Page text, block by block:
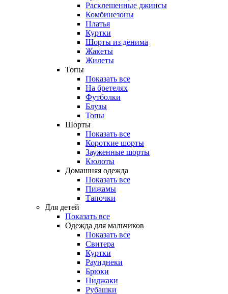
Расклешенные джинсы
Комбинезоны
Платья
Куртки
Шорты из денима
Жакеты
Жилеты
Топы
Показать все
На бретелях
Футболки
Блузы
Топы
Шорты
Показать все
Короткие шорты
Зауженные шорты
Кюлоты
Домашняя одежда
Показать все
Пижамы
Тапочки
Для детей
Показать все
Одежда для мальчиков
Показать все
Свитера
Куртки
Раунднеки
Брюки
Пиджаки
Рубашки